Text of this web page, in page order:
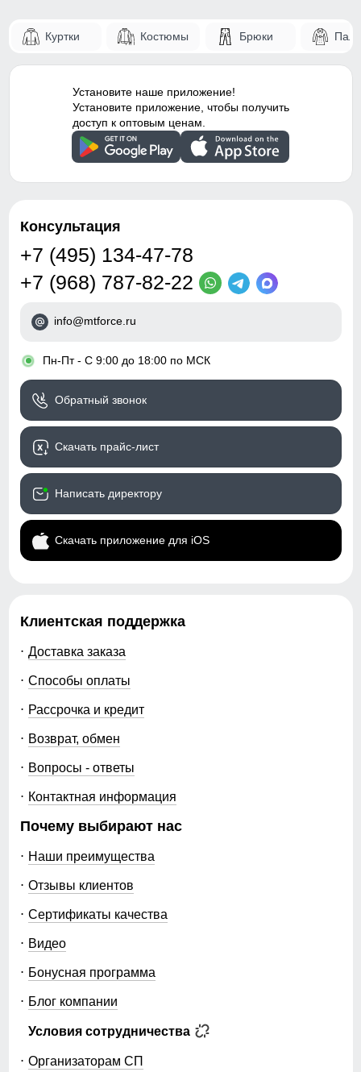
Куртки Костюмы Брюки
Установите наше приложение!
Установите приложение, чтобы получить
доступ к оптовым ценам.
Консультация
+7 (495) 134-47-78
+7 (968) 787-82-22
info@mtforce.ru
• Пн-Пт - С 9:00 до 18:00 по МСК
Обратный звонок
Скачать прайс-лист
Написать директору
Скачать приложение для iOS
Клиентская поддержка
Доставка заказа
Способы оплаты
Рассрочка и кредит
Возврат, обмен
Вопросы - ответы
Контактная информация
Почему выбирают нас
Наши преимущества
Отзывы клиентов
Сертификаты качества
Видео
Бонусная программа
Блог компании
Условия сотрудничества
Организаторам СП